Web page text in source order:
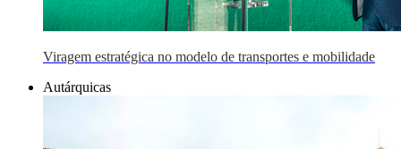
Viragem estratégica no modelo de transportes e mobilidade
Autárquicas